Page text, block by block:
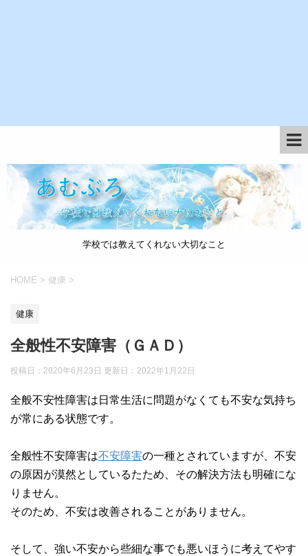
学校では教えてくれない大切なこと
HOME > 健康 >
健康
全般性不安障害（ＧＡＤ）
投稿日：2020年6月23日 更新日： 2022年1月22日
全般不安性障害は日常生活に問題がなくても不安な気持ち
が常にある状態です。
全般性不安障害は不安障害の一種とされていますが、不安
の原因が漠然としているたため、その解決方法も明確にな
りません。
そのため、不安は改善されることがありません。
そして、強い不安から些細な事でも悪いほうに考えてやす